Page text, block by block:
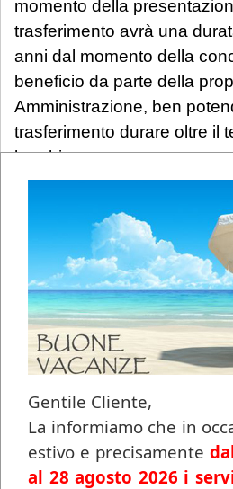
momento della
trasferimento avrà una
anni dal momento della
beneficio da parte della
Amministrazione, ben
trasferimento durare oltre il
bambino.
tipologia di rapporto tra i
(matrimonio, convivenza,
ecc.).
Requisito c)– L’altro
propria attività lavorativa in
Regione rispetto a quella
Ciò che deve emergere in
certa è l’attività lavorativa
Anche in questo caso non
Gentile Cliente,
La informiamo che in
estivo e precisamente
al 28 agosto 2026 i